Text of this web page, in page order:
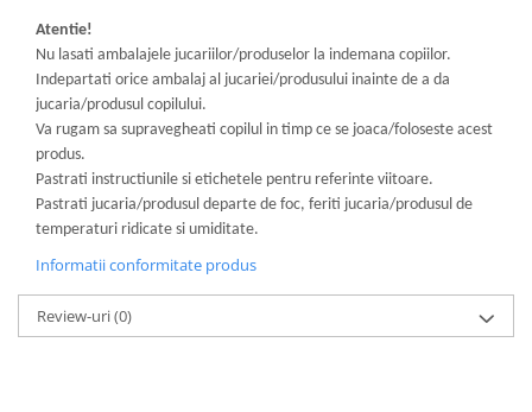
Atentie!
Nu lasati ambalajele jucariilor/produselor la indemana copiilor.
Indepartati orice ambalaj al jucariei/produsului inainte de a da
jucaria/produsul copilului.
Va rugam sa supravegheati copilul in timp ce se joaca/foloseste acest
produs.
Pastrati instructiunile si etichetele pentru referinte viitoare.
Pastrati jucaria/produsul departe de foc, feriti jucaria/produsul de
temperaturi ridicate si umiditate.
Informatii conformitate produs
Review-uri(0)